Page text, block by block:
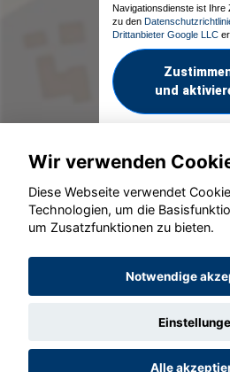
Navigationsdienste ist Ihre
zu den
Drittanbieter Google LLC
und
© konjunkturmotor.de
Wir verwenden
Diese Webseite verwendet
Technologien, um die
um Zusatzfunktionen zu bieten.
Notwendige
Alle